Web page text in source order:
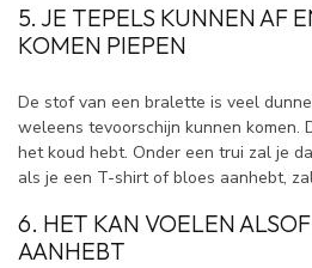
5. JE TEPELS KUNNEN AF
KOMEN PIEPEN
De stof van een bralette is veel
weleens tevoorschijn kunnen komen.
het koud hebt. Onder een trui zal je
als je een T-shirt of bloes aanhebt,
6. HET KAN VOELEN
AANHEBT